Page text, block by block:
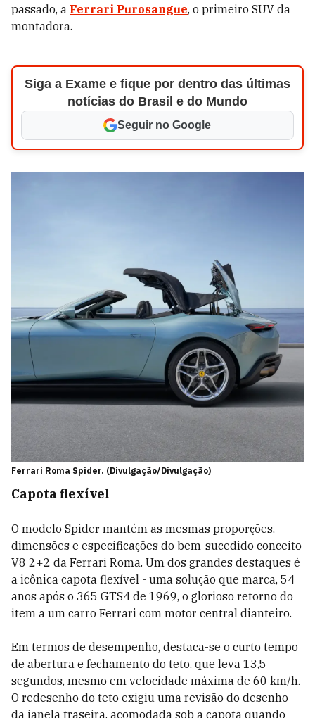
passado, a Ferrari Purosangue, o primeiro SUV da
montadora.
Siga a Exame e fique por dentro das últimas
notícias do Brasil e do Mundo
Seguir no Google
Ferrari Roma Spider. (Divulgação/Divulgação)
Capota flexível
O modelo Spider mantém as mesmas proporções,
dimensões e especificações do bem-sucedido conceito
V8 2+2 da Ferrari Roma. Um dos grandes destaques é
a icônica capota flexível - uma solução que marca, 54
anos após o 365 GTS4 de 1969, o glorioso retorno do
item a um carro Ferrari com motor central dianteiro.
Em termos de desempenho, destaca-se o curto tempo
de abertura e fechamento do teto, que leva 13,5
segundos, mesmo em velocidade máxima de 60 km/h.
O redesenho do teto exigiu uma revisão do desenho
da janela traseira, acomodada sob a capota quando